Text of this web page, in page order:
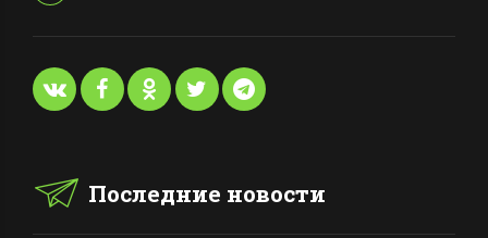
Последние новости